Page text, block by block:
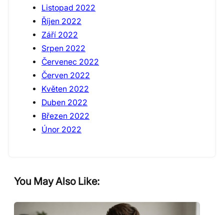
Listopad 2022
Říjen 2022
Září 2022
Srpen 2022
Červenec 2022
Červen 2022
Květen 2022
Duben 2022
Březen 2022
Únor 2022
You May Also Like: